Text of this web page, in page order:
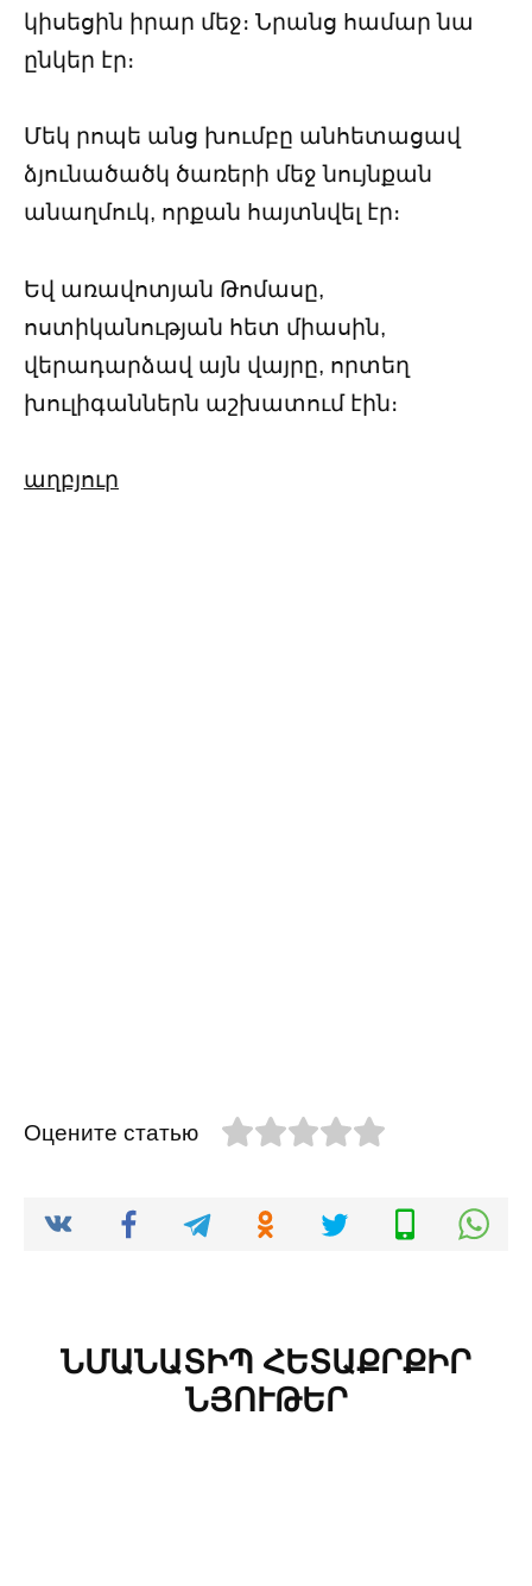
կիսեցին իրար մեջ։ Նրանց համար նա
ընկեր էր։
Մեկ րոպե անց խումբը անհետացավ
ձյունածածկ ծառերի մեջ նույնքան
անաղմուկ, որքան հայտնվել էր։
Եվ առավոտյան Թոմասը,
ոստիկանության հետ միասին,
վերադարձավ այն վայրը, որտեղ
խուլիգաններն աշխատում էին։
աղբյուր
Оцените статью
ՆՄԱՆԱՏԻՊ ՀԵՏԱՔՐՔԻՐ
ՆՅՈՒԹԵՐ